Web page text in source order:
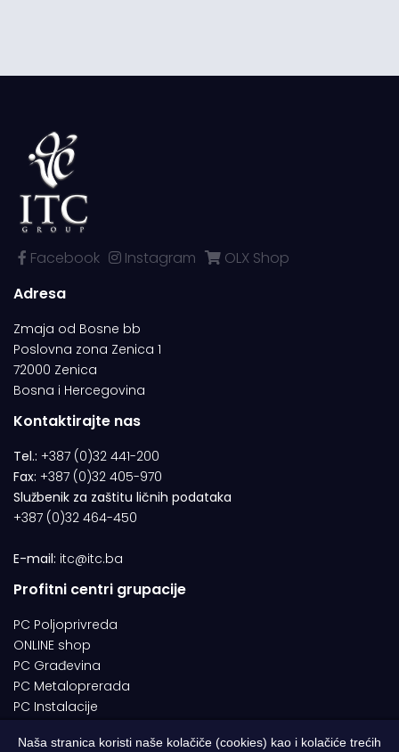
Facebook Instagram
OLX Shop
Adresa
Zmaja od Bosne bb
Poslovna zona Zenica 1
72000 Zenica
Bosna i Hercegovina
Kontaktirajte nas
Tel.: +387 (0)32 441-200
Fax: +387 (0)32 405-970
Službenik za zaštitu ličnih podataka
+387 (0)32 464-450
E-mail: itc@itc.ba
Profitni centri grupacije
PC Poljoprivreda
ONLINE shop
PC Građevina
PC Metaloprerada
PC Instalacije
Naša stranica koristi naše kolačiče (cookies) kao i kolačiće trećih